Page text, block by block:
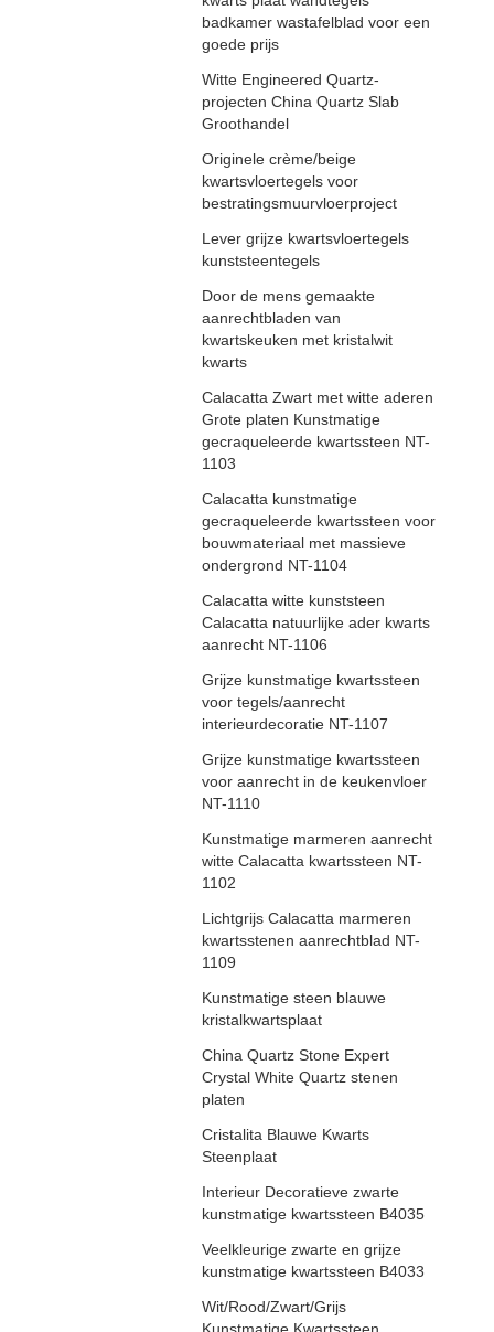
badkamer wastafelblad voor een
goede prijs
Witte Engineered Quartz-
projecten China Quartz Slab
Groothandel
Originele crème/beige
kwartsvloertegels voor
bestratingsmuurvloerproject
Lever grijze kwartsvloertegels
kunststeentegels
Door de mens gemaakte
aanrechtbladen van
kwartskeuken met kristalwit
kwarts
Calacatta Zwart met witte aderen
Grote platen Kunstmatige
gecraqueleerde kwartssteen NT-
1103
Calacatta kunstmatige
gecraqueleerde kwartssteen voor
bouwmateriaal met massieve
ondergrond NT-1104
Calacatta witte kunststeen
Calacatta natuurlijke ader kwarts
aanrecht NT-1106
Grijze kunstmatige kwartssteen
voor tegels/aanrecht
interieurdecoratie NT-1107
Grijze kunstmatige kwartssteen
voor aanrecht in de keukenvloer
NT-1110
Kunstmatige marmeren aanrecht
witte Calacatta kwartssteen NT-
1102
Lichtgrijs Calacatta marmeren
kwartsstenen aanrechtblad NT-
1109
Kunstmatige steen blauwe
kristalkwartsplaat
China Quartz Stone Expert
Crystal White Quartz stenen
platen
Cristalita Blauwe Kwarts
Steenplaat
Interieur Decoratieve zwarte
kunstmatige kwartssteen B4035
Veelkleurige zwarte en grijze
kunstmatige kwartssteen B4033
Wit/Rood/Zwart/Grijs
Kunstmatige Kwartssteen